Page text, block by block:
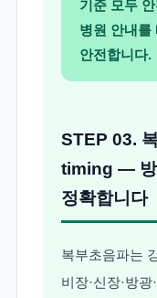
기준 모두
병원 안내를
안전합니다.
STEP 03.
timing — 방
정확합니다
복부초음파는
비장·신장·방